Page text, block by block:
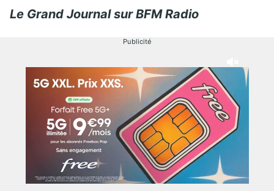
Le Grand Journal sur BFM Radio
Publicité